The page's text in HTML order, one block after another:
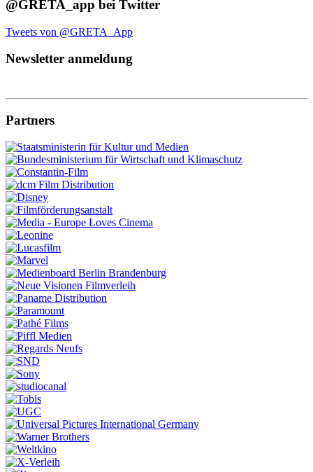
@GRETA_app bei Twitter
Tweets von @GRETA_App
Newsletter anmeldung
Partners